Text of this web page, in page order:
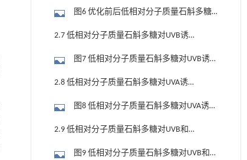
伤的活性评价
图6 优化前后低相对分子质量石斛多糖
对FLG和细胞活力的影响
2.7 低相对分子质量石斛多糖对UVB诱导
的小鼠皮肤损伤的影响
图7 低相对分子质量石斛多糖对UVB诱
导的小鼠皮肤损伤和表皮结构的影响（标
2.8 低相对分子质量石斛多糖对UVA诱导
的小鼠皮肤胶原蛋白的影响
图8 低相对分子质量石斛多糖对UVA诱导
的小鼠皮肤胶原蛋白的影响（标尺：20
2.9 低相对分子质量石斛多糖对UVB和
UVA诱导的细胞ROS的影响
图9 低相对分子质量石斛多糖对UVB和